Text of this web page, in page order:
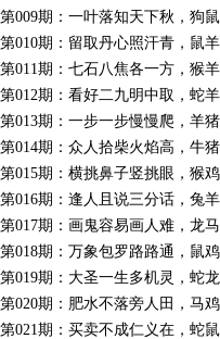
第009期：一叶落知天下秋，狗
第010期：留取丹心照汗青，鼠
第011期：七石八焦各一方，猴
第012期：看好二九明中取，蛇
第013期：一步一步慢慢爬，羊
第014期：众人拾柴火焰高，牛
第015期：横挑鼻子竖挑眼，猴
第016期：逢人且说三分话，兔
第017期：画鬼容易画人难，龙
第018期：万象包罗路路通，鼠
第019期：大圣一生多机灵，蛇
第020期：肥水不落旁人田，马
第021期：买卖不成仁义在，蛇